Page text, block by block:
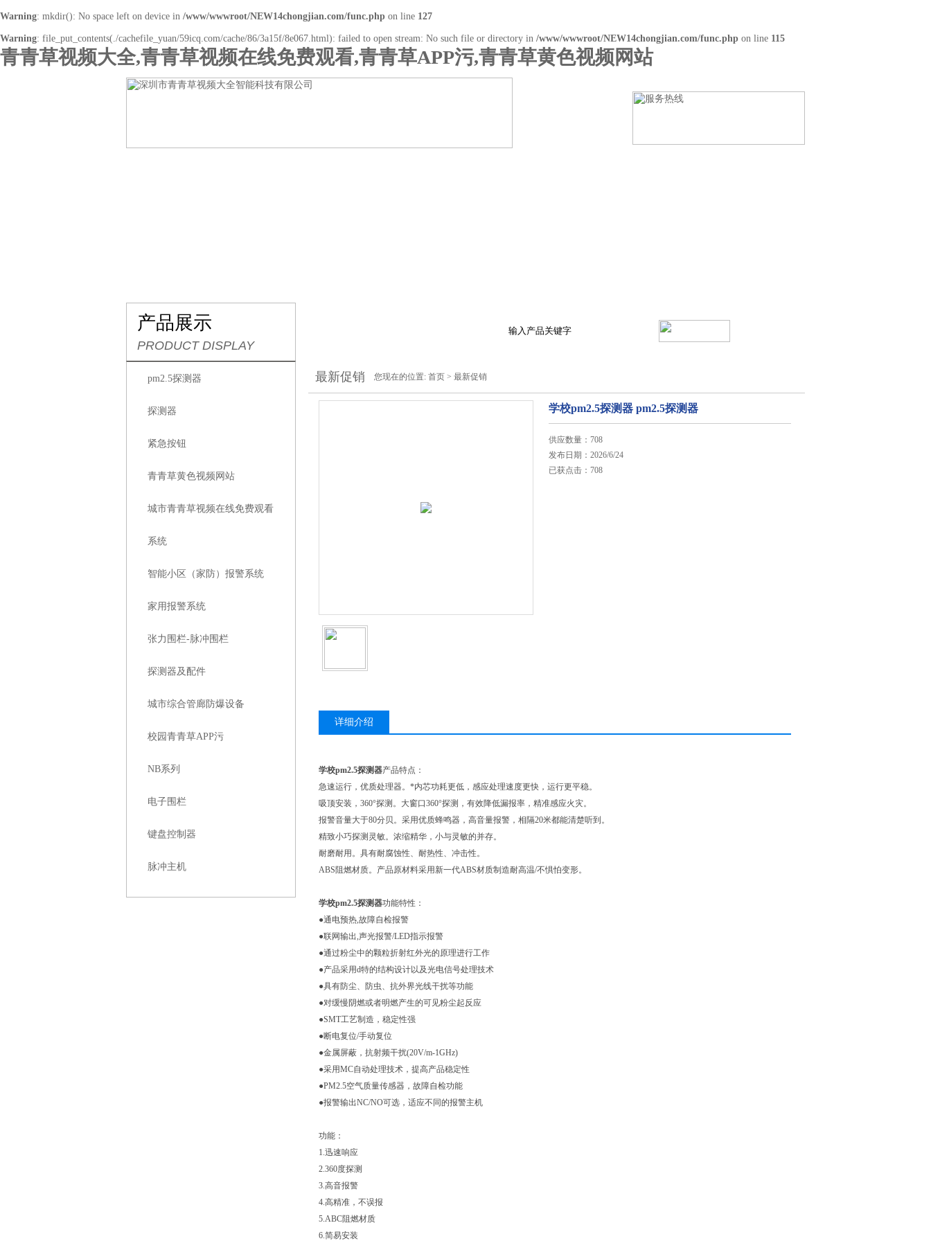
Warning: mkdir(): No space left on device in /www/wwwroot/NEW14chongjian.com/func.php on line 127
Warning: file_put_contents(./cachefile_yuan/59icq.com/cache/86/3a15f/8e067.html): failed to open stream: No such file or directory in /www/wwwroot/NEW14chongjian.com/func.php on line 115
青青草视频大全,青青草视频在线免费观看,青青草APP污,青青草黄色视频网站
产品展示
PRODUCT DISPLAY
pm2.5探测器
探测器
紧急按钮
青青草黄色视频网站
城市青青草视频在线免费观看
系统
智能小区（家防）报警系统
家用报警系统
张力围栏-脉冲围栏
探测器及配件
城市综合管廊防爆设备
校园青青草APP污
NB系列
电子围栏
键盘控制器
脉冲主机
最新促销 您现在的位置: 首页 > 最新促销
学校pm2.5探测器 pm2.5探测器
供应数量：708
发布日期：2026/6/24
已获点击：708
详细介绍
学校pm2.5探测器产品特点：
急速运行，优质处理器。*内芯功耗更低，感应处理速度更快，运行更平稳。
吸顶安装，360°探测。大窗口360°探测，有效降低漏报率，精准感应火灾。
报警音量大于80分贝。采用优质蜂鸣器，高音量报警，相隔20米都能清楚听到。
精致小巧探测灵敏。浓缩精华，小与灵敏的并存。
耐磨耐用。具有耐腐蚀性、耐热性、冲击性。
ABS阻燃材质。产品原材料采用新一代ABS材质制造耐高温/不惧怕变形。
学校pm2.5探测器功能特性：
●通电预热,故障自检报警
●联网输出,声光报警/LED指示报警
●通过粉尘中的颗粒折射红外光的原理进行工作
●产品采用d特的结构设计以及光电信号处理技术
●具有防尘、防虫、抗外界光线干扰等功能
●对缓慢阴燃或者明燃产生的可见粉尘起反应
●SMT工艺制造，稳定性强
●断电复位/手动复位
●金属屏蔽，抗射频干扰(20V/m-1GHz)
●采用MC自动处理技术，提高产品稳定性
●PM2.5空气质量传感器，故障自检功能
●报警输出NC/NO可选，适应不同的报警主机
功能：
1.迅速响应
2.360度探测
3.高音报警
4.高精准，不误报
5.ABC阻燃材质
6.简易安装